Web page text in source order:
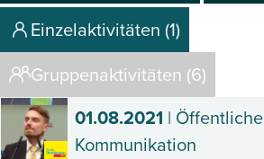
Einzelaktivitäten (1)
Gruppenaktivitäten (6)
01.08.2021 | Öffentliche
Kommunikation